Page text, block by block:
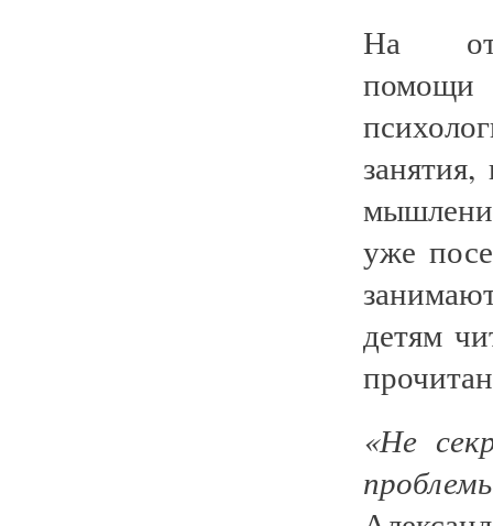
На
помощи
уже
детям
«Не